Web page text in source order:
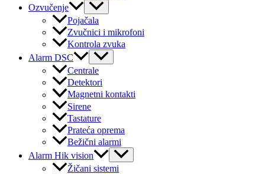
Ozvučenje
Menu
Toggle
Pojačala
Zvučnici i mikrofoni
Kontrola zvuka
Alarm DSC
Menu
Toggle
Centrale
Detektori
Magnetni kontakti
Sirene
Tastature
Prateća oprema
Bežični alarmi
Alarm Hik vision
Menu
Toggle
Žičani sistemi